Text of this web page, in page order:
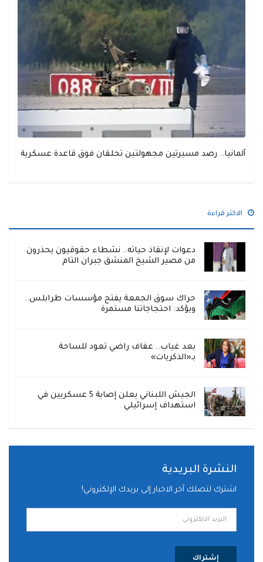
ألمانيا.. رصد مسيرتين مجهولتين تحلقان فوق قاعدة عسكرية
الاكثر قراءة
دعوات لإنقاذ حياته.. نشطاء حقوقيون يحذرون
من مصير الشيخ المنشق جبران التام
حراك سوق الجمعة يفتح مؤسسات طرابلس..
ويؤكد: احتجاجاتنا مستمرة
بعد غياب.. عفاف راضي تعود للساحة
بـ«الذكريات»
الجيش اللبناني يعلن إصابة 5 عسكريين في
استهداف إسرائيلي
النشرة البريدية
اشترك لتصلك آخر الاخبار إلى بريدك الإلكتروني!
إشتراك